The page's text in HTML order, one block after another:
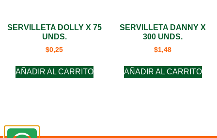
SERVILLETA DOLLY X 75
UNDS.
$0,25
AÑADIR AL CARRITO
SERVILLETA DANNY X
300 UNDS.
$1,48
AÑADIR AL CARRITO